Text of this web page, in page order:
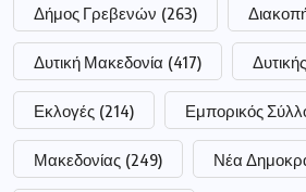
Δήμος Γρεβενών (263)
Δυτική Μακεδονία (417) Δυτικής
Εκλογές (214) Εμπορικός
Μακεδονίας (249) Νέα